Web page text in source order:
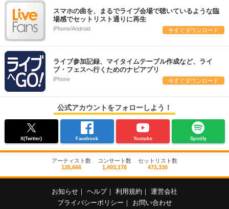
スマホの曲を、まるでライブ会場で聴いているような臨
場感でセットリスト通りに再生
iPhone/Android 今すぐダウンロード
ライブ参加記録、マイタイムテーブル作成など、ライ
ブ・フェスへ行くためのナビアプリ
iPhone 今すぐダウンロード
公式アカウントをフォローしよう！
X(Twitter) Facebook Youtube Spotify
アーティスト数
126,666
コンサート数
1,493,178
セットリスト数
472,330
お知らせ ヘルプ 利用規約
運営会社
プライバシーポリシー
お問い合わせ